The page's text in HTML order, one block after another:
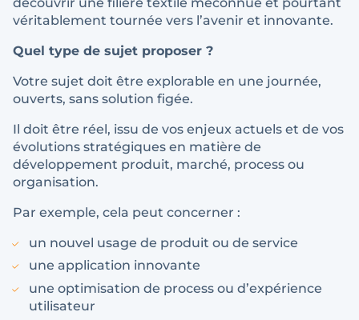
véritablement tournée vers l’avenir et innovante.
Quel type de sujet proposer ?
Votre sujet doit être explorable en une journée,
ouverts, sans solution figée.
Il doit être réel, issu de vos enjeux actuels et de vos
évolutions stratégiques en matière de
développement produit, marché, process ou
organisation.
Par exemple, cela peut concerner :
un nouvel usage de produit ou de service
une application innovante
une optimisation de process ou d’expérience
utilisateur